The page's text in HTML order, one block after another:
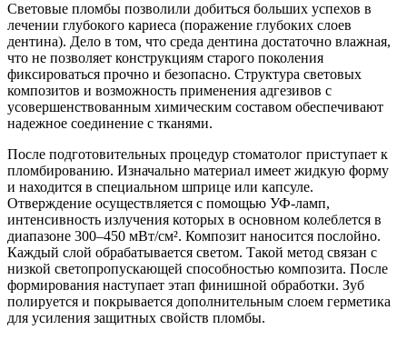
Световые пломбы позволили добиться больших успехов в
лечении глубокого кариеса (поражение глубоких слоев
дентина). Дело в том, что среда дентина достаточно влажная,
что не позволяет конструкциям старого поколения
фиксироваться прочно и безопасно. Структура световых
композитов и возможность применения адгезивов с
усовершенствованным химическим составом обеспечивают
надежное соединение с тканями.
После подготовительных процедур стоматолог приступает к
пломбированию. Изначально материал имеет жидкую форму
и находится в специальном шприце или капсуле.
Отверждение осуществляется с помощью УФ-ламп,
интенсивность излучения которых в основном колеблется в
диапазоне 300–450 мВт/см². Композит наносится послойно.
Каждый слой обрабатывается светом. Такой метод связан с
низкой светопропускающей способностью композита. После
формирования наступает этап финишной обработки. Зуб
полируется и покрывается дополнительным слоем герметика
для усиления защитных свойств пломбы.